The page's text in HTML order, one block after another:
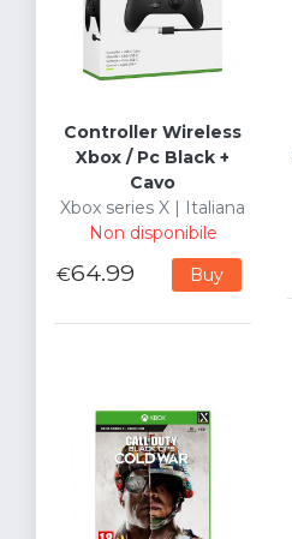
Controller Wireless
Xbox / Pc Black +
Cavo
Xbox series X | Italiana
Non disponibile
€64.99 Buy